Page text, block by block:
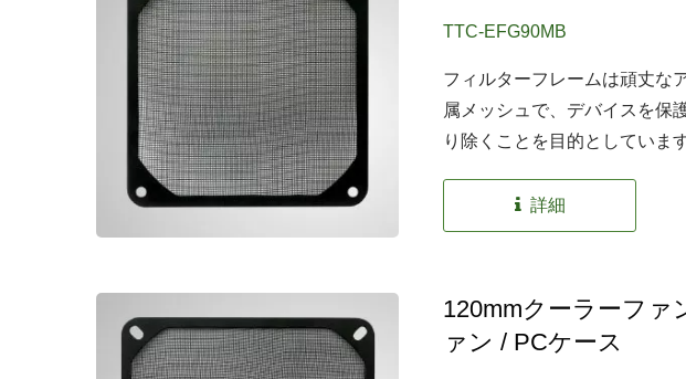
TTC-EFG90MB
フィルターフレームは頑丈な
属メッシュで、デバイスを保
り除くことを目的としていま
詳細
120mmクーラーファ
ァン / PCケース